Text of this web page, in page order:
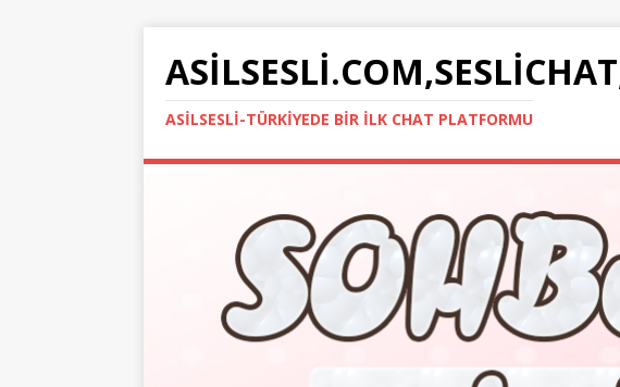
ASILSESLI-TÜRKIYEDE BIR İLK CHAT PLATFORMU